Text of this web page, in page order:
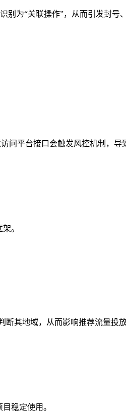
为“关联操作”，从而引发封号
问平台接口会触发风控机制，导
。
其地域，从而影响推荐流量投放
稳定使用。